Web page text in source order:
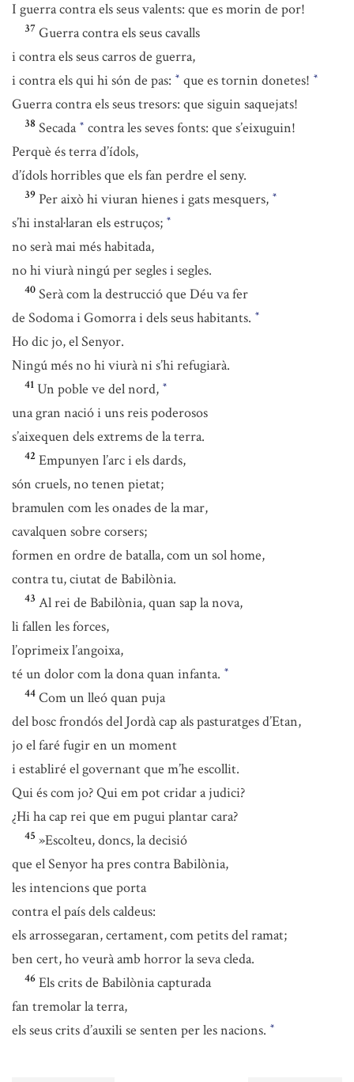
I guerra contra els seus valents: que es morin de por!
37 Guerra contra els seus cavalls
i contra els seus carros de guerra,
i contra els qui hi són de pas: * que es tornin donetes! *
Guerra contra els seus tresors: que siguin saquejats!
38 Secada * contra les seves fonts: que s’eixuguin!
Perquè és terra d’ídols,
d’ídols horribles que els fan perdre el seny.
39 Per això hi viuran hienes i gats mesquers, *
s’hi instal·laran els estruços; *
no serà mai més habitada,
no hi viurà ningú per segles i segles.
40 Serà com la destrucció que Déu va fer
de Sodoma i Gomorra i dels seus habitants. *
Ho dic jo, el Senyor.
Ningú més no hi viurà ni s’hi refugiarà.
41 Un poble ve del nord, *
una gran nació i uns reis poderosos
s’aixequen dels extrems de la terra.
42 Empunyen l’arc i els dards,
són cruels, no tenen pietat;
bramulen com les onades de la mar,
cavalquen sobre corsers;
formen en ordre de batalla, com un sol home,
contra tu, ciutat de Babilònia.
43 Al rei de Babilònia, quan sap la nova,
li fallen les forces,
l’oprimeix l’angoixa,
té un dolor com la dona quan infanta. *
44 Com un lleó quan puja
del bosc frondós del Jordà cap als pasturatges d’Etan,
jo el faré fugir en un moment
i establiré el governant que m’he escollit.
Qui és com jo? Qui em pot cridar a judici?
¿Hi ha cap rei que em pugui plantar cara?
45 »Escolteu, doncs, la decisió
que el Senyor ha pres contra Babilònia,
les intencions que porta
contra el país dels caldeus:
els arrossegaran, certament, com petits del ramat;
ben cert, ho veurà amb horror la seva cleda.
46 Els crits de Babilònia capturada
fan tremolar la terra,
els seus crits d’auxili se senten per les nacions. *